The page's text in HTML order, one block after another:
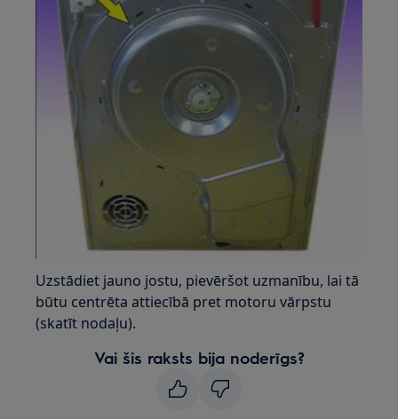
Uzstādiet jauno jostu, pievēršot uzmanību, lai tā
būtu centrēta attiecībā pret motoru vārpstu
(skatīt nodaļu).
Vai šis raksts bija noderīgs?